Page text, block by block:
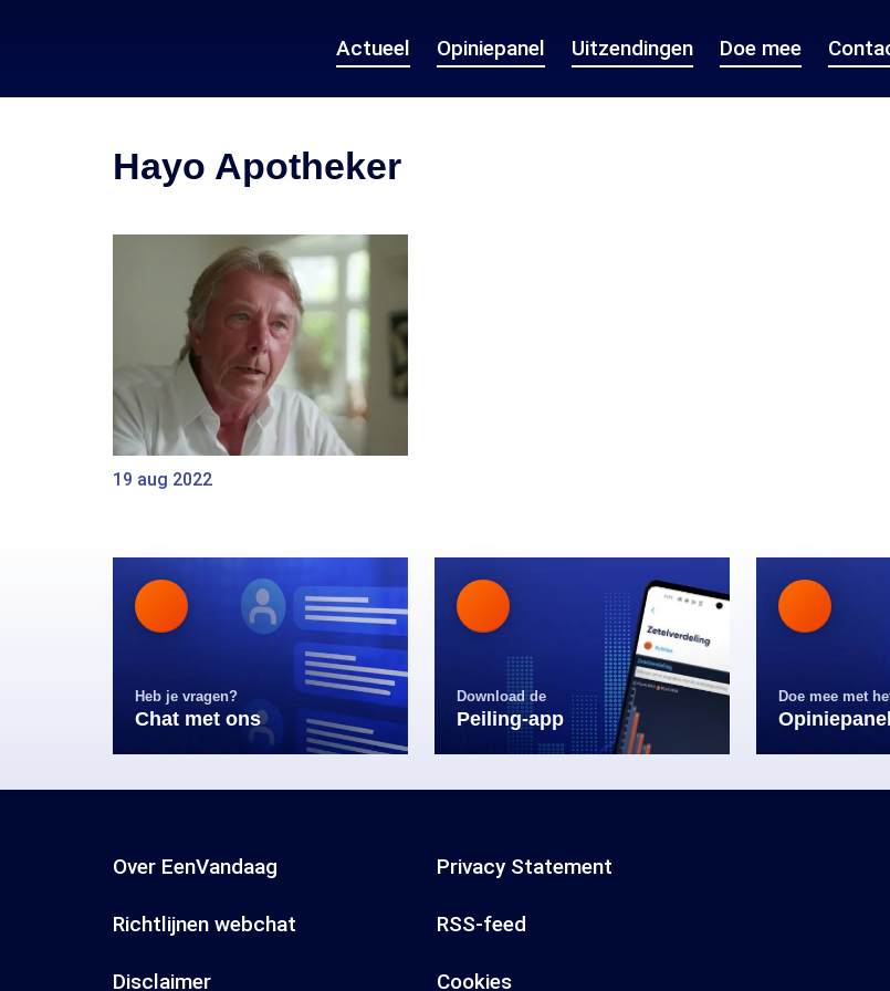
Actueel Opiniepanel Uitzendingen Doe mee
Hayo Apotheker
19 aug 2022
Heb je vragen?
Chat met ons
Download de
Peiling-app
Doe mee met
Opiniepanel
Over EenVandaag Privacy Statement
Richtlijnen webchat RSS-feed
Disclaimer Cookies